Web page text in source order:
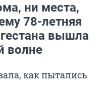
ни места,
78-летняя
вышла
волне
как пытались